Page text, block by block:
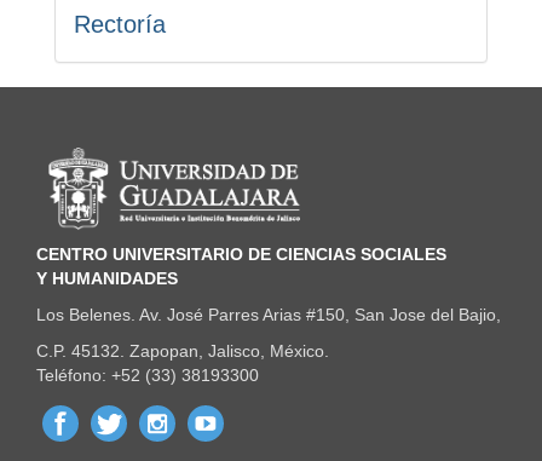
Rectoría
Información del portal
CENTRO UNIVERSITARIO DE CIENCIAS SOCIALES
Y HUMANIDADES
Los Belenes. Av. José Parres Arias #150, San Jose del Bajio,
C.P. 45132. Zapopan, Jalisco, México.
Teléfono: +52 (33) 38193300